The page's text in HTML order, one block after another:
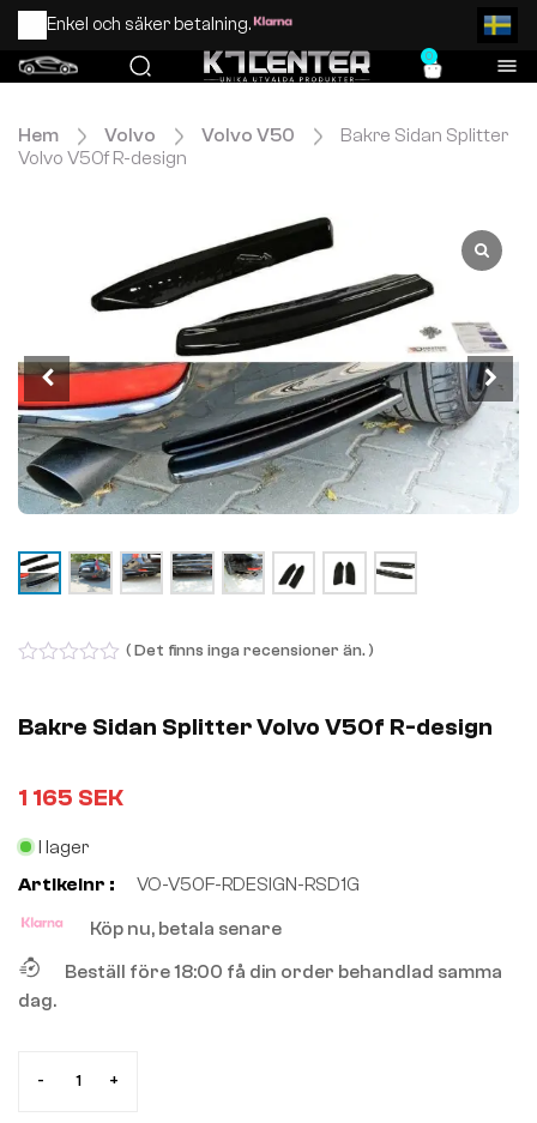
Enkel och säker betalning.
0
Hem Volvo Volvo V50
Bakre Sidan Splitter
Volvo V50f R-design
of
5
( Det finns inga recensioner än. )
Bakre Sidan Splitter Volvo V50f R-design
1 165 SEK
I lager
Artikelnr :
VO-V50F-RDESIGN-RSD1G
Köp nu, betala senare
Beställ före 18:00 få din order behandlad samma
dag.
- +